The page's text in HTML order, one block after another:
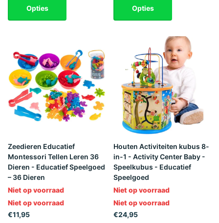
Opties Opties
Zeedieren Educatief
Montessori Tellen Leren 36
Dieren - Educatief Speelgoed
– 36 Dieren
Niet op voorraad
Niet op voorraad
€11,95
Houten Activiteiten kubus 8-
in-1 - Activity Center Baby -
Speelkubus - Educatief
Speelgoed
Niet op voorraad
Niet op voorraad
€24,95